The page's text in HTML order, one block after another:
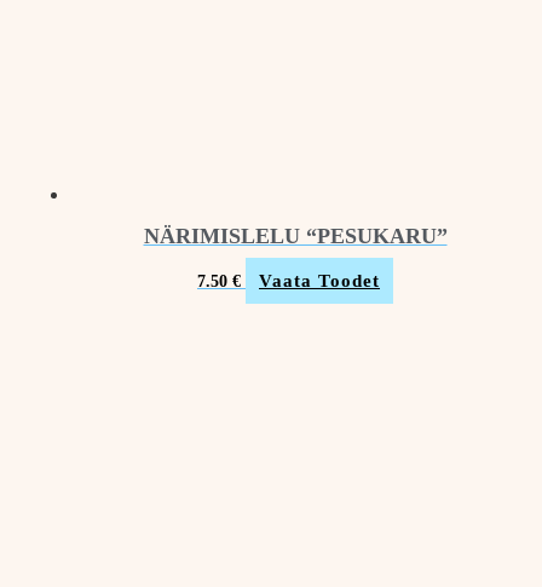
NÄRIMISLELU “PESUKARU”
7.50 € Vaata Toodet